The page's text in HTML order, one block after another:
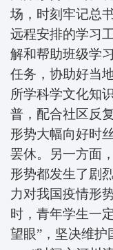
场，时刻牢记总
远程安排的学习
解和帮助班级学
任务，协助好当
所学科学文化知
普，配合社区反
形势大幅向好时
罢休。另一方面
形势都发生了剧
力对我国疫情形
时，青年学生一
望眼”，坚决维护